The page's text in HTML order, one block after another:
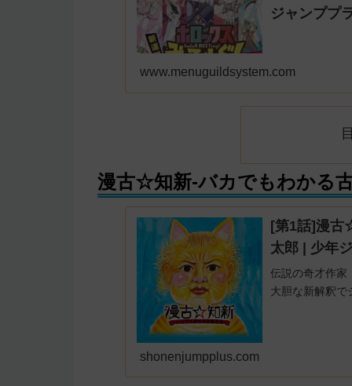
ジャンププ
www.menuguildsystem.com
漫古☆知新-バカでもわかる
[第1話]漫古
太郎 | 少年
伝説の奇才作
大胆な新解釈で
shonenjumpplus.com